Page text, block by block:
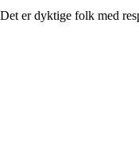
er dyktige folk med